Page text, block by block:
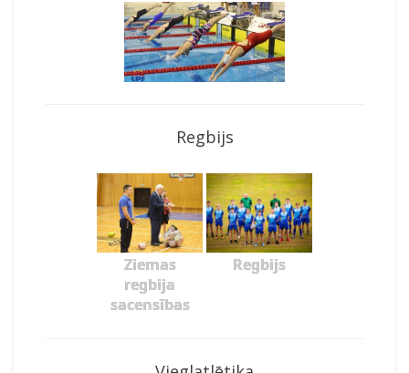
Regbijs
Ziemas
regbija
sacensības
Regbijs